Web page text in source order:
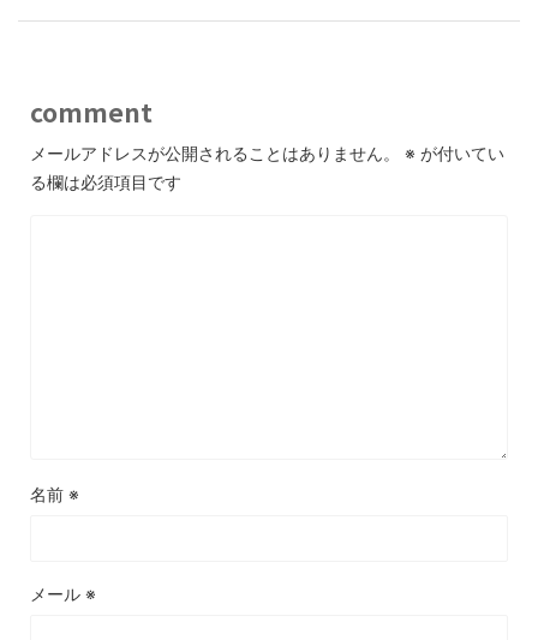
comment
メールアドレスが公開されることはありません。 ※ が付いてい
る欄は必須項目です
名前 ※
メール ※